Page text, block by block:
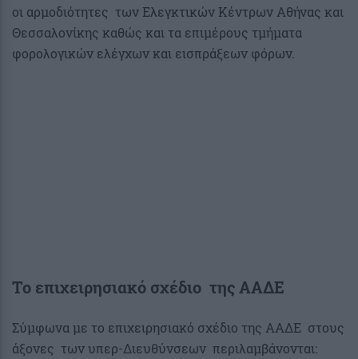
οι αρμοδιότητες των Ελεγκτικών Κέντρων Αθήνας και
Θεσσαλονίκης καθώς και τα επιμέρους τμήματα
φορολογικών ελέγχων και εισπράξεων φόρων.
Το επιχειρησιακό σχέδιο της ΑΑΔΕ
Σύμφωνα με το επιχειρησιακό σχέδιο της ΑΑΔΕ στους
άξονες των υπερ-Διευθύνσεων περιλαμβάνονται: